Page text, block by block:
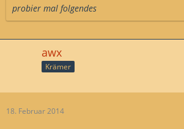
probier mal folgendes
awx
Krämer
18. Februar 2014